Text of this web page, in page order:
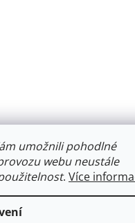
umožnili pohodlné
webu neustále
. Více